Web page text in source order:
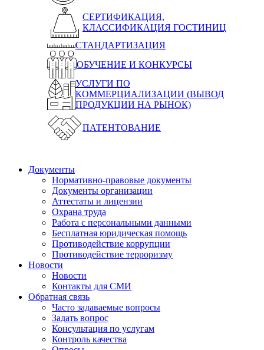
СЕРТИФИКАЦИЯ,
КЛАССИФИКАЦИЯ ГОСТИНИЦ
СТАНДАРТИЗАЦИЯ
ОБУЧЕНИЕ И КОНКУРСЫ
УСЛУГИ ПО
КОММЕРЦИАЛИЗАЦИИ (ВЫВОД
ПРОДУКЦИИ НА РЫНОК)
ПАТЕНТОВАНИЕ
Документы
Нормативно-правовые документы
Документы организации
Аттестаты и лицензии
Охрана труда
Работа с персональными данными
Бесплатная юридическая помощь
Противодействие коррупции
Противодействие терроризму
Новости
Новости
Контакты для СМИ
Обратная связь
Часто задаваемые вопросы
Задать вопрос
Консультация по услугам
Контроль качества